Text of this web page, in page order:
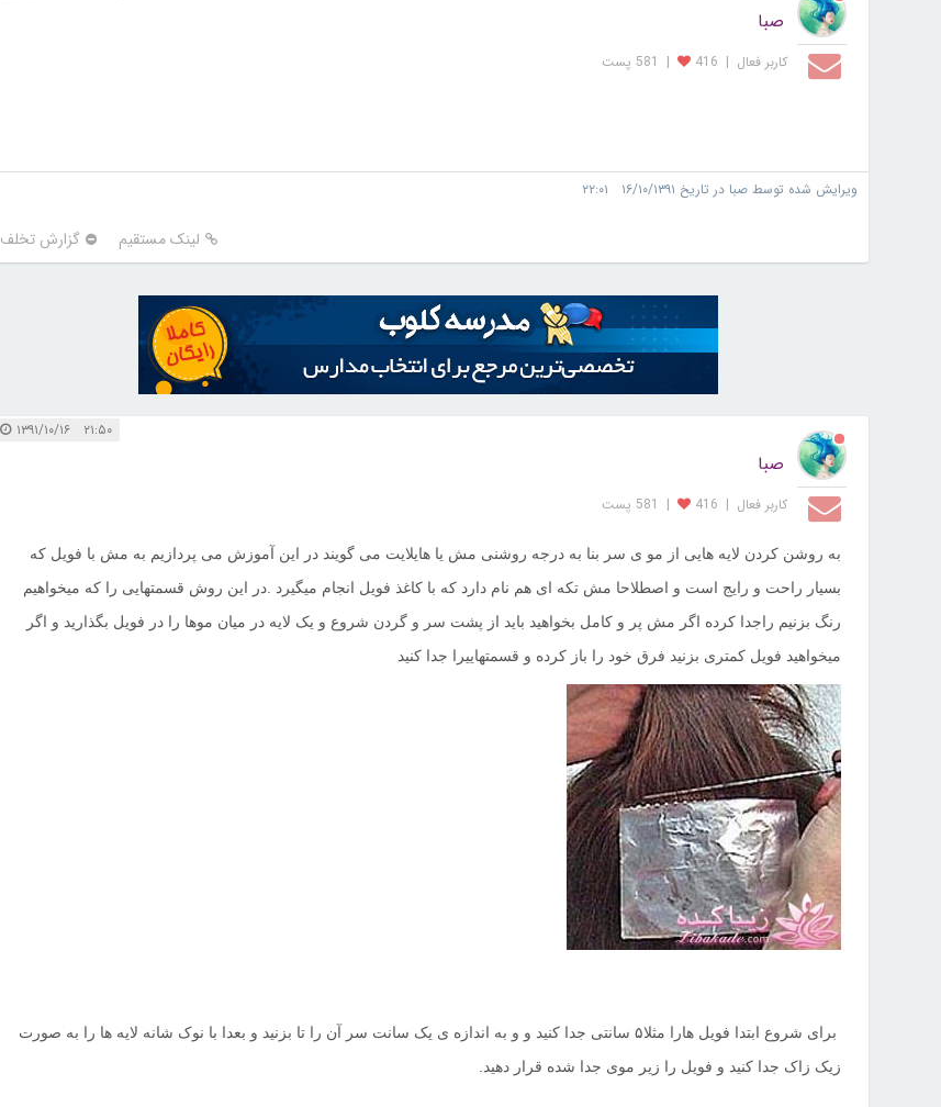
صبا
کاربر فعال |
416
| 581 پست
ویرایش شده توسط صبا در تاریخ ۱۶/۱۰/۱۳۹۱ ۲۲:۰۱
لینک مستقیم گزارش تخلف
۲۱:۵۰ ۱۳۹۱/۱۰/۱۶
صبا
کاربر فعال |
416
| 581 پست
به روشن کردن لایه هایی از مو ی سر بنا به درجه روشنی مش یا هایلایت می گویند در این آموزش می پردازیم به مش با فویل که
بسیار راحت و رایج است و اصطلاحا مش تکه ای هم نام دارد که با کاغذ فویل انجام میگیرد .در این روش قسمتهایی را که میخواهیم
رنگ بزنیم راجدا کرده اگر مش پر و کامل بخواهید باید از پشت سر و گردن شروع و یک لایه در میان موها را در فویل بگذارید و اگر
میخواهید فویل کمتری بزنید فرق خود را باز کرده و قسمتهاییرا جدا کنید
برای شروع ابتدا فویل هارا مثلا۵ سانتی جدا کنید و و به اندازه ی یک سانت سر آن را تا بزنید و بعدا با نوک شانه لایه ها را به صورت
زیک زاک جدا کنید و فویل را زیر موی جدا شده قرار دهید.